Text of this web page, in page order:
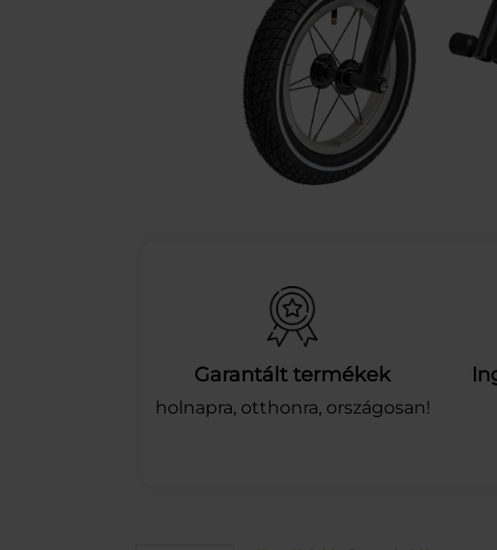
Garantált termékek
holnapra, otthonra, országosan!